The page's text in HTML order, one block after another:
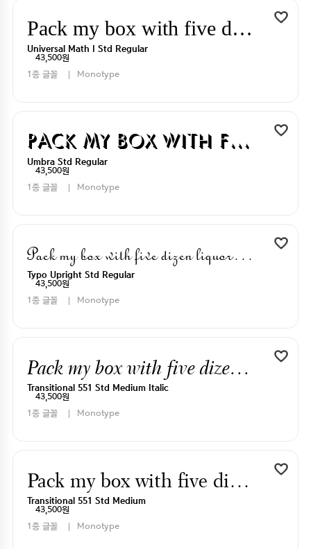
Pack my box with five dizen liquor jugs
Universal Math I Std Regular
43,500원
1종 글꼴
Monotype
Pack my box with five dizen liquor jugs
Umbra Std Regular
43,500원
1종 글꼴
Monotype
Pack my box with five dizen liquor jugs
Typo Upright Std Regular
43,500원
1종 글꼴
Monotype
Pack my box with five dizen liquor jugs
Transitional 551 Std Medium Italic
43,500원
1종 글꼴
Monotype
Pack my box with five dizen liquor jugs
Transitional 551 Std Medium
43,500원
1종 글꼴
Monotype